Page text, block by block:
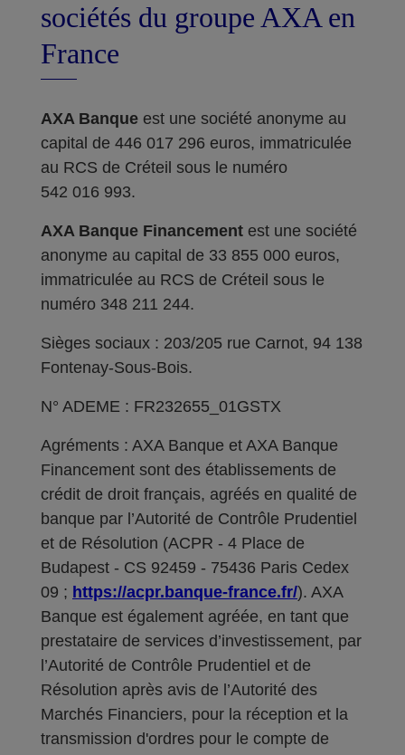
sociétés du groupe AXA en
France
AXA Banque est une société anonyme au
capital de 446 017 296 euros, immatriculée
au RCS de Créteil sous le numéro
542 016 993.
AXA Banque Financement est une société
anonyme au capital de 33 855 000 euros,
immatriculée au RCS de Créteil sous le
numéro 348 211 244.
Sièges sociaux : 203/205 rue Carnot, 94 138
Fontenay-Sous-Bois.
N° ADEME : FR232655_01GSTX
Agréments : AXA Banque et AXA Banque
Financement sont des établissements de
crédit de droit français, agréés en qualité de
banque par l’Autorité de Contrôle Prudentiel
et de Résolution (ACPR - 4 Place de
Budapest - CS 92459 - 75436 Paris Cedex
09 ; https://acpr.banque-france.fr/). AXA
Banque est également agréée, en tant que
prestataire de services d’investissement, par
l’Autorité de Contrôle Prudentiel et de
Résolution après avis de l’Autorité des
Marchés Financiers, pour la réception et la
transmission d'ordres pour le compte de